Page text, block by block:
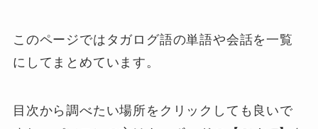
このページではタガログ語の単語や会話を一覧
にしてまとめています。
目次から調べたい場所をクリックしても良いで